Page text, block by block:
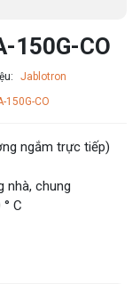
150G-CO
Jablotron
150G-CO
ngắm trực tiếp)
nhà, chung
C